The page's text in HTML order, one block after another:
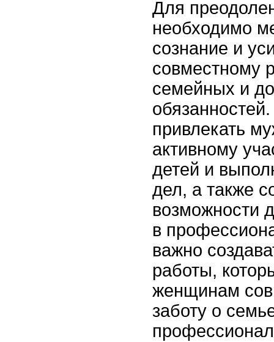
Для
необходимо
сознание и
совместному
семейных и
привлекать
активному
детей и
дел, а также
возможности
в
важно
работы,
женщинам
заботу о